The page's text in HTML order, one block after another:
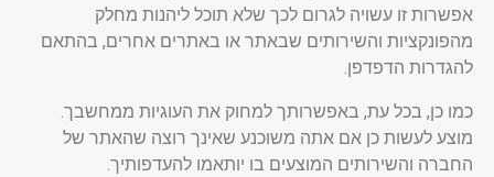
אפשרות זו עשויה לגרום לכך שלא תוכל ליהנות מחלק
מהפונקציות והשירותים שבאתר או באתרים אחרים, בהתאם
להגדרות הדפדפן.
כמו כן, בכל עת, באפשרותך למחוק את העוגיות ממחשבך.
מוצע לעשות כן אם אתה משוכנע שאינך רוצה שהאתר של
החברה והשירותים המוצעים בו יותאמו להעדפותיך.